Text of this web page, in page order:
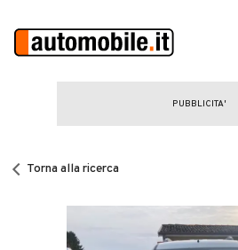
CERCA
Torna alla ricerca